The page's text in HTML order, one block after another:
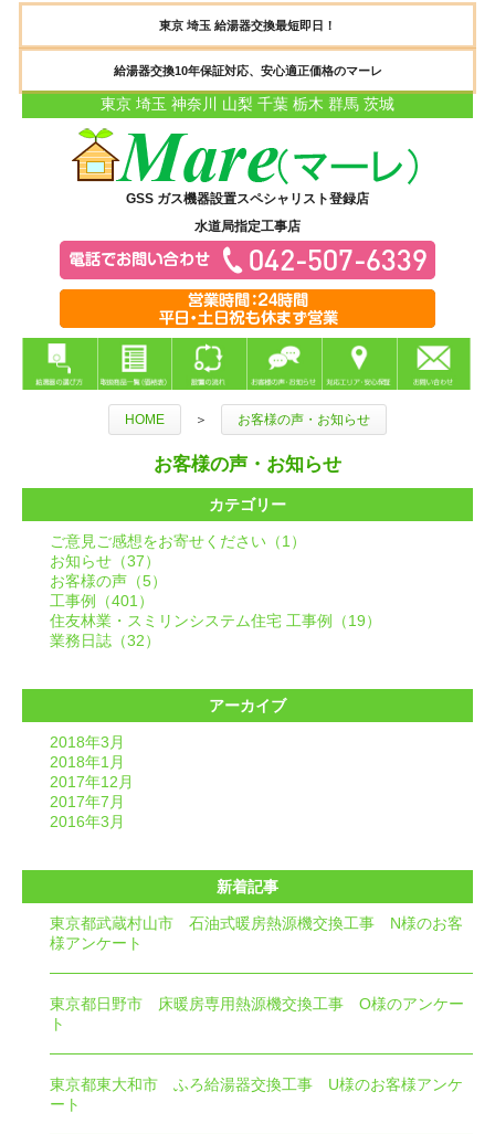
東京 埼玉 給湯器交換最短即日！
給湯器交換10年保証対応、安心適正価格のマーレ
東京 埼玉 神奈川 山梨 千葉 栃木 群馬 茨城
GSS ガス機器設置スペシャリスト登録店
水道局指定工事店
HOME ＞ お客様の声・お知らせ
お客様の声・お知らせ
カテゴリー
ご意見ご感想をお寄せください（1）
お知らせ（37）
お客様の声（5）
工事例（401）
住友林業・スミリンシステム住宅 工事例（19）
業務日誌（32）
アーカイブ
2018年3月
2018年1月
2017年12月
2017年7月
2016年3月
新着記事
東京都武蔵村山市 石油式暖房熱源機交換工事 N様のお客
様アンケート
東京都日野市 床暖房専用熱源機交換工事 O様のアンケー
ト
東京都東大和市 ふろ給湯器交換工事 U様のお客様アンケ
ート